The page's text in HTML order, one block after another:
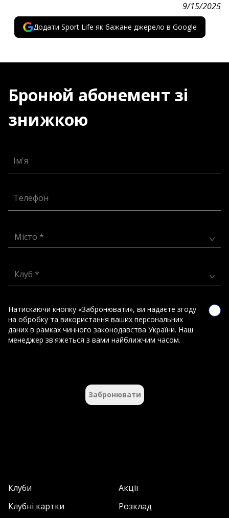
9/15/2025
Додати Sport Life як бажане джерело в Google
Бронюй абонемент зі
знижкою
Ім'я
Телефон
Місто *
Клуб *
Натискаючи кнопку «Забронювати», ви надаєте згоду
на обробку та використання ваших персональних
даних в рамках чинного законодавства України. Наш
менеджер зв'яжеться з вами найближчим часом.
Забронювати
Клуби
Акції
Клубні картки
Розклад